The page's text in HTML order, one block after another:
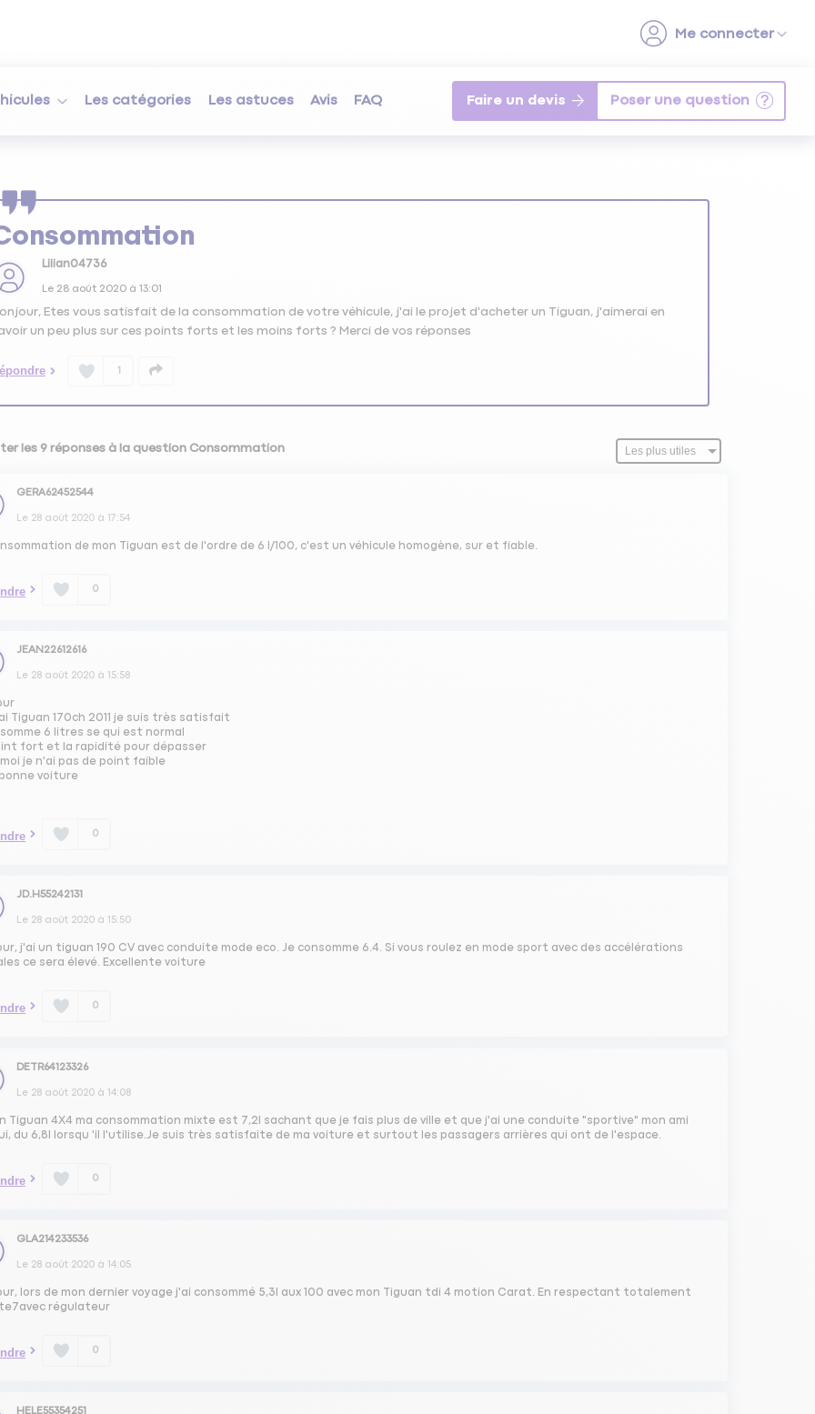
Les catégories Les astuces Avis FAQ Faire un devis
Lilian04736
Le 28 août 2020à 13:01
Etes vous satisfait de la consommation de votre véhicule, j'ai le projet d'acheter un Tiguan, j'aimerai en
un peu plus sur ces points forts et les moins forts ? Merci de vos réponses
1
les 9 réponses à la question Consommation
GERA62452544
Le 28 août 2020 à 17:54
de mon Tiguan est de l'ordre de 6 l/100, c'est un véhicule homogène, sur et fiable.
0
JEAN22612616
Le 28 août 2020 à 15:58
Tiguan 170ch 2011 je suis très satisfait
6 litres se qui est normal
fort et la rapidité pour dépasser
je n'ai pas de point faible
voiture
0
JD.H55242131
Le 28 août 2020 à 15:50
j'ai un tiguan 190 CV avec conduite mode eco. Je consomme 6.4. Si vous roulez en mode sport avec des accélérations
ce sera élevé. Excellente voiture
0
DETR64123326
Le 28 août 2020 à 14:08
Tiguan 4X4 ma consommation mixte est 7,2l sachant que je fais plus de ville et que j'ai une conduite "sportive" mon ami
du 6,8l lorsqu 'il l'utilise.Je suis très satisfaite de ma voiture et surtout les passagers arrières qui ont de l'espace.
0
GLA214233536
Le 28 août 2020 à 14:05
lors de mon dernier voyage j'ai consommé 5,3l aux 100 avec mon Tiguan tdi 4 motion Carat. En respectant totalement
régulateur
0
HELE55354251